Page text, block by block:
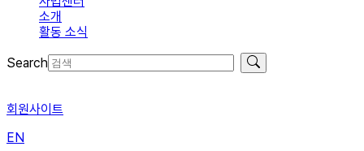
소개
활동 소식
Search
회원사이트
EN